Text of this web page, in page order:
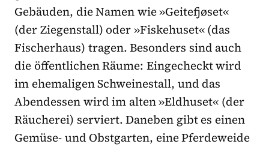
Gebäuden, die Namen wie »Geitefjøset«
(der Ziegenstall) oder »Fiskehuset« (das
Fischerhaus) tragen. Besonders sind auch
die öffentlichen Räume: Eingecheckt wird
im ehemaligen Schweinestall, und das
Abendessen wird im alten »Eldhuset« (der
Räucherei) serviert. Daneben gibt es einen
Gemüse- und Obstgarten, eine Pferdeweide